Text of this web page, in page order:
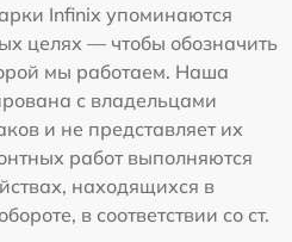
Infinix упоминаются
целях — чтобы обозначить
мы работаем. Наша
с владельцами
и не представляет их
работ выполняются
находящихся в
в соответствии со ст.